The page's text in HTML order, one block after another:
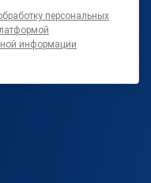
персональных
информации